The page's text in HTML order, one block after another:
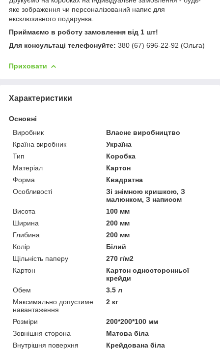
яке зображення чи персоналізований напис для
ексклюзивного подарунка.
Приймаємо в роботу замовлення від 1 шт!
Для консультаці телефонуйте: 380 (67) 696-22-92 (Ольга)
Приховати
Характеристики
Основні
Виробник
Власне виробництво
Країна виробник
Україна
Тип
Коробка
Матеріал
Картон
Форма
Квадратна
Особливості
Зі знімною кришкою, З
малюнком, З написом
Висота
100 мм
Ширина
200 мм
Глибина
200 мм
Колір
Білий
Щільність паперу
270 г/м2
Картон
Картон односторонньої
крейди
Обем
3.5 л
Максимально допустиме
навантаження
2 кг
Розміри
200*200*100 мм
Зовнішня сторона
Матова біла
Внутрішня поверхня
Крейдована біла